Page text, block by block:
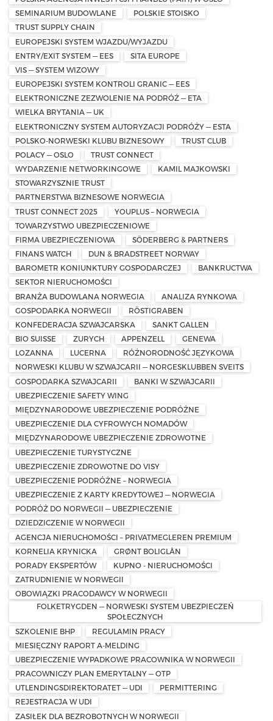
SEMINARIUM BUDOWLANE
POLSKIE STOISKO
TRUST SUPPLY CHAIN
EUROPEJSKI SYSTEM WJAZDU/WYJAZDU
ENTRY/EXIT SYSTEM — EES
SITA EUROPE
VIS — SYSTEM WIZOWY
EUROPEJSKI SYSTEM KONTROLI GRANIC — EES
ELEKTRONICZNE ZEZWOLENIE NA PODRÓŻ — ETA
WIELKA BRYTANIA — UK
ELEKTRONICZNY SYSTEM AUTORYZACJI PODRÓŻY — ESTA
POLSKO-NORWESKI KLUBU BIZNESOWY
TRUST CLUB
POLACY — OSLO
TRUST CONNECT
WYDARZENIE NETWORKINGOWE
KAMIL MAJKOWSKI
STOWARZYSZNIE TRUST
PARTNERSTWA BIZNESOWE NORWEGIA
TRUST CONNECT 2025
YOUPLUS – NORWEGIA
TOWARZYSTWO UBEZPIECZENIOWE
FIRMA UBEZPIECZENIOWA
SÖDERBERG & PARTNERS
FINANS WATCH
DUN & BRADSTREET NORWAY
BAROMETR KONIUNKTURY GOSPODARCZEJ
BANKRUCTWA
SEKTOR NIERUCHOMOŚCI
BRANŻA BUDOWLANA NORWEGIA
ANALIZA RYNKOWA
GOSPODARKA NORWEGII
RÖSTIGRABEN
KONFEDERACJA SZWAJCARSKA
SANKT GALLEN
BIO SUISSE
ZURYCH APPENZELL
GENEWA
LOZANNA
LUCERNA
RÓŻNORODNOŚĆ JĘZYKOWA
NORWESKI KLUBU W SZWAJCARII — NORGESKLUBBEN SVEITS
GOSPODARKA SZWAJCARII
BANKI W SZWAJCARII
UBEZPIECZENIE SAFETY WING
MIĘDZYNARODOWE UBEZPIECZENIE PODRÓŻNE
UBEZPIECZENIE DLA CYFROWYCH NOMADÓW
MIĘDZYNARODOWE UBEZPIECZENIE ZDROWOTNE
UBEZPIECZENIE TURYSTYCZNE
UBEZPIECZENIE ZDROWOTNE DO VISY
UBEZPIECZENIE PODRÓŻNE – NORWEGIA
UBEZPIECZENIE Z KARTY KREDYTOWEJ — NORWEGIA
PODRÓŻ DO NORWEGII — UBEZPIECZENIE
DZIEDZICZENIE W NORWEGII
AGENCJA NIERUCHOMOŚCI – PRIVATMEGLEREN PREMIUM
KORNELIA KRYNICKA
GRØNT BOLIGLÅN
PORADY EKSPERTÓW
KUPNO - NIERUCHOMOŚCI
ZATRUDNIENIE W NORWEGII
OBOWIĄZKI PRACODAWCY W NORWEGII
FOLKETRYGDEN — NORWESKI SYSTEM UBEZPIECZEŃ
SPOŁECZNYCH
SZKOLENIE BHP
REGULAMIN PRACY
MIESIĘCZNY RAPORT A-MELDING
UBEZPIECZENIE WYPADKOWE PRACOWNIKA W NORWEGII
PRACOWNICZY PLAN EMERYTALNY — OTP
UTLENDINGSDIREKTORATET — UDI
PERMITTERING
REJESTRACJA W UDI
ZASIŁEK DLA BEZROBOTNYCH W NORWEGII